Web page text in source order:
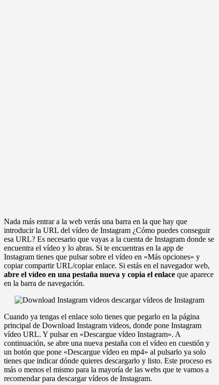
Nada más entrar a la web verás una barra en la que hay que
introducir la URL del vídeo de Instagram ¿Cómo puedes conseguir
esa URL? Es necesario que vayas a la cuenta de Instagram donde se
encuentra el vídeo y lo abras. Si te encuentras en la app de
Instagram tienes que pulsar sobre el vídeo en «Más opciones» y
copiar compartir URL/copiar enlace. Si estás en el navegador web,
abre el vídeo en una pestaña nueva y copia el enlace que aparece
en la barra de navegación.
Cuando ya tengas el enlace solo tienes que pegarlo en la página
principal de Download Instagram videos, donde pone Instagram
vídeo URL. Y pulsar en «Descargue vídeo Instagram». A
continuación, se abre una nueva pestaña con el vídeo en cuestión y
un botón que pone «Descargue vídeo en mp4» al pulsarlo ya solo
tienes que indicar dónde quieres descargarlo y listo. Este proceso es
más o menos el mismo para la mayoría de las webs que te vamos a
recomendar para descargar vídeos de Instagram.